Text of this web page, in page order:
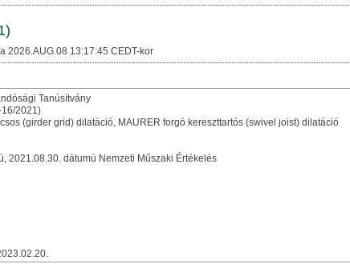
2026.AUG.08 13:17:45 CEDT-kor
Tanúsítvány
2021)
(girder grid) dilatáció, MAURER forgó kereszttartós (swivel joist) dilatáció
2021.08.30. dátumú Nemzeti Műszaki Értékelés